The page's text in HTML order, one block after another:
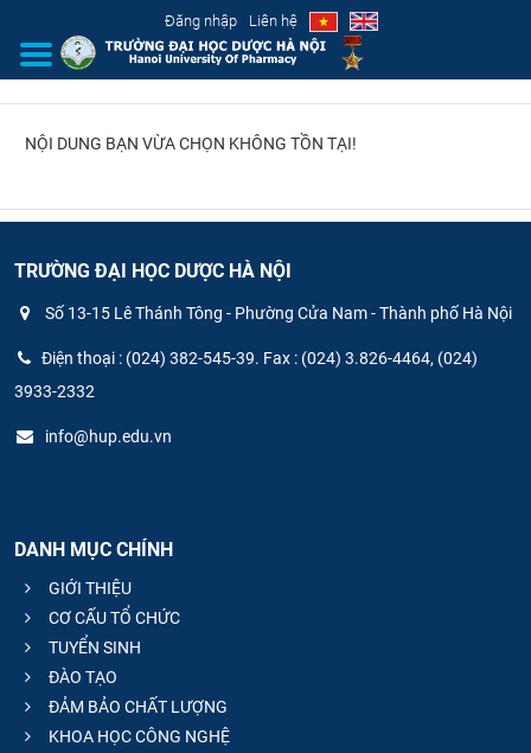
Đăng nhập Liên hệ
GIỚI THIỆU
CƠ CẤU TỔ CHỨC
TUYỂN SINH
ĐẢM BẢO CHẤT LƯỢNG
KHOA HỌC CÔNG NGHỆ
CỰU NGƯỜI HỌC
NỘI DUNG BẠN VỪA CHỌN KHÔNG TỒN TẠI!
TRƯỜNG ĐẠI HỌC DƯỢC HÀ NỘI
Số 13-15 Lê Thánh Tông - Phường Cửa Nam - Thành phố Hà Nội
Điện thoại : (024) 382-545-39. Fax : (024) 3.826-4464, (024)
3933-2332
info@hup.edu.vn
DANH MỤC CHÍNH
GIỚI THIỆU
CƠ CẤU TỔ CHỨC
TUYỂN SINH
ĐÀO TẠO
ĐẢM BẢO CHẤT LƯỢNG
KHOA HỌC CÔNG NGHỆ